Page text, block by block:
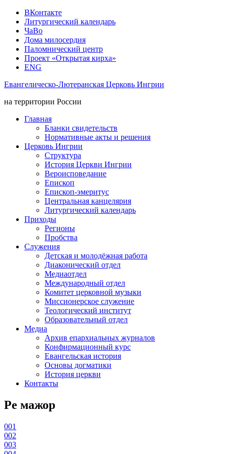
ВКонтакте
Литургический календарь
ЧаВо
Дома милосердия
Паломнический центр
Проект «Открытая кирха»
ENG
Евангелическо-Лютеранская Церковь Ингрии
на территории России
Главная
Бланки свидетельств
Нормативные акты и решения
Церковь Ингрии
Структура
История Церкви Ингрии
Вероисповедание
Епископ
Епископ-эмеритус
Центральная канцелярия
Литургический календарь
Приходы
Регионы
Пробства
Служения
Детская и молодёжная работа
Диаконический отдел
Медиаотдел
Международный отдел
Комитет церковной музыки
Миссионерское служение
Теологический институт
Образовательный отдел
Медиа
Архив епархиальных журналов
Конфирмационный курс
Евангельская история
Основы догматики
История церкви
Контакты
Ре мажор
001
002
003